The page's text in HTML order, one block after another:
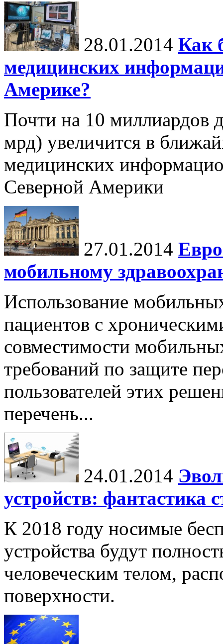
28.01.2014 Как
медицинских
Америке?
Почти на 10 миллиардов
мрд) увеличится в
медицинских
Северной Америки
27.01.2014
мобильному
Использование
пациентов с
совместимости
требований по защите
пользователей этих
перечень...
24.01.2014
устройств: фантастика
К 2018 году носимые
устройства будут
человеческим телом,
поверхности.